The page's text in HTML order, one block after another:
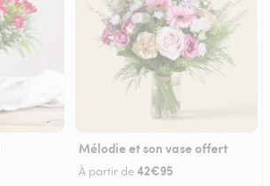
Mélodie et son vase offert
À partir de42€95